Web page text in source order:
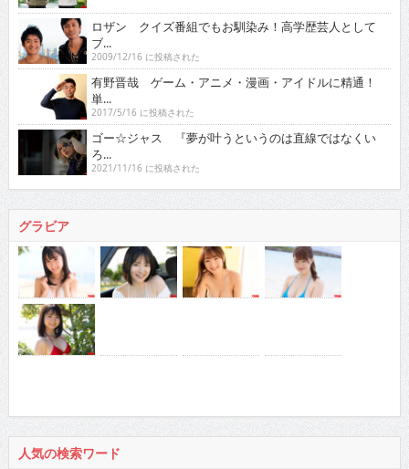
ロザン クイズ番組でもお馴染み！高学歴芸人として
ブ...
2009/12/16 に投稿された
有野晋哉 ゲーム・アニメ・漫画・アイドルに精通！
単...
2017/5/16 に投稿された
ゴー☆ジャス 『夢が叶うというのは直線ではなくい
ろ...
2021/11/16 に投稿された
グラビア
人気の検索ワード